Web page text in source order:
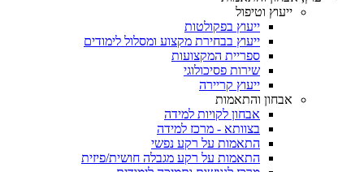
ייעוץ וטיפול
ייעוץ בפקולטות
ייעוץ בבחירת מקצוע ומסלול לימודים
ספריית המקצועות
שירות פסיכולוגי
ייעוץ קריירה
אבחון והתאמות
אבחון לקויות למידה
בצוותא - מרכז למידה
התאמות על רקע נפשי
התאמות על רקע מגבלה חושית/פיזית